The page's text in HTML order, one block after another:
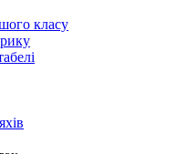
класу